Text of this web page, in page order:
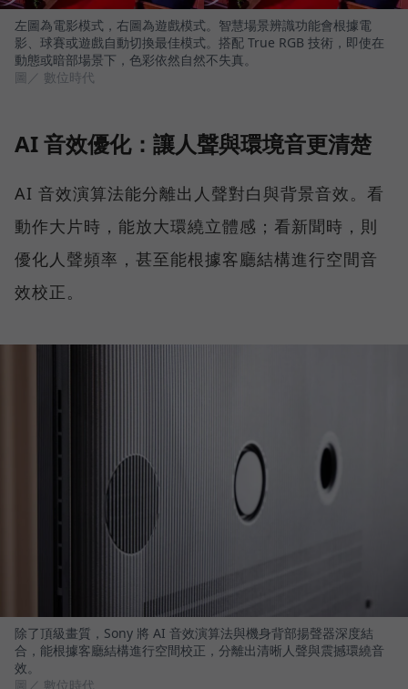
左圖為電影模式，右圖為遊戲模式。智慧場景辨識功能會根據電
影、球賽或遊戲自動切換最佳模式。搭配 True RGB 技術，即使在
動態或暗部場景下，色彩依然自然不失真。
圖／ 數位時代
AI 音效優化：讓人聲與環境音更清楚
AI 音效演算法能分離出人聲對白與背景音效。看
動作大片時，能放大環繞立體感；看新聞時，則
優化人聲頻率，甚至能根據客廳結構進行空間音
效校正。
除了頂級畫質，Sony 將 AI 音效演算法與機身背部揚聲器深度結
合，能根據客廳結構進行空間校正，分離出清晰人聲與震撼環繞音
效。
圖／ 數位時代